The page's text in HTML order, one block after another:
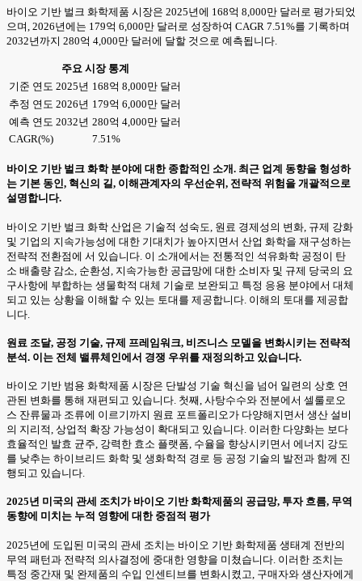
바이오 기반 벌크 화학제품 시장은 2025년에 168억 8,000만 달러로 평가되었
으며, 2026년에는 179억 6,000만 달러로 성장하여 CAGR 7.51%를 기록하며
2032년까지 280억 4,000만 달러에 달할 것으로 예측됩니다.
주요 시장 통계
기준 연도 2025년 168억 8,000만 달러
추정 연도 2026년 179억 6,000만 달러
예측 연도 2032년 280억 4,000만 달러
CAGR(%)
7.51%
바이오 기반 벌크 화학 분야에 대한 종합적인 소개. 최근 업계 동향을 형성하
는 기본 동인, 혁신의 길, 이해관계자의 우선순위, 전략적 위험을 개괄적으로
설명합니다.
바이오 기반 벌크 화학 산업은 기술적 성숙도, 원료 경제성의 변화, 규제 강화
및 기업의 지속가능성에 대한 기대치가 높아지면서 산업 화학을 재구성하는
전략적 전환점에 서 있습니다. 이 소개에서는 전통적인 석유화학 공정이 탄
소 배출량 감소, 순환성, 지속가능한 공급망에 대한 소비자 및 규제 당국의 요
구사항에 부합하는 생물학적 대체 기술로 보완되고 특정 응용 분야에서 대체
되고 있는 상황을 이해할 수 있는 토대를 제공합니다. 이해의 토대를 제공합
니다.
원료 조달, 공정 기술, 규제 프레임워크, 비즈니스 모델을 변화시키는 전략적
분석. 이는 전체 밸류체인에서 경쟁 우위를 재정의하고 있습니다.
바이오 기반 범용 화학제품 시장은 단발성 기술 혁신을 넘어 일련의 상호 연
관된 변화를 통해 재편되고 있습니다. 첫째, 사탕수수와 전분에서 셀룰로오
스 잔류물과 조류에 이르기까지 원료 포트폴리오가 다양해지면서 생산 설비
의 지리적, 상업적 확장 가능성이 확대되고 있습니다. 이러한 다양화는 보다
효율적인 발효 균주, 강력한 효소 플랫폼, 수율을 향상시키면서 에너지 강도
를 낮추는 하이브리드 화학 및 생화학적 경로 등 공정 기술의 발전과 함께 진
행되고 있습니다.
2025년 미국의 관세 조치가 바이오 기반 화학제품의 공급망, 투자 흐름, 무역
동향에 미치는 누적 영향에 대한 중점적 평가
2025년에 도입된 미국의 관세 조치는 바이오 기반 화학제품 생태계 전반의
무역 패턴과 전략적 의사결정에 중대한 영향을 미쳤습니다. 이러한 조치는
특정 중간재 및 완제품의 수입 인센티브를 변화시켰고, 구매자와 생산자에게